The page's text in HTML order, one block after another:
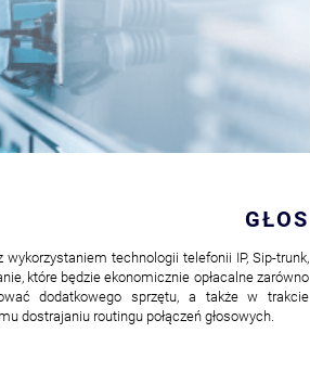
GŁOS
technologii telefonii IP, Sip-trunk,
które będzie ekonomicznie opłacalne zarówno
dodatkowego sprzętu, a także w trakcie
dostrajaniu routingu połączeń głosowych.